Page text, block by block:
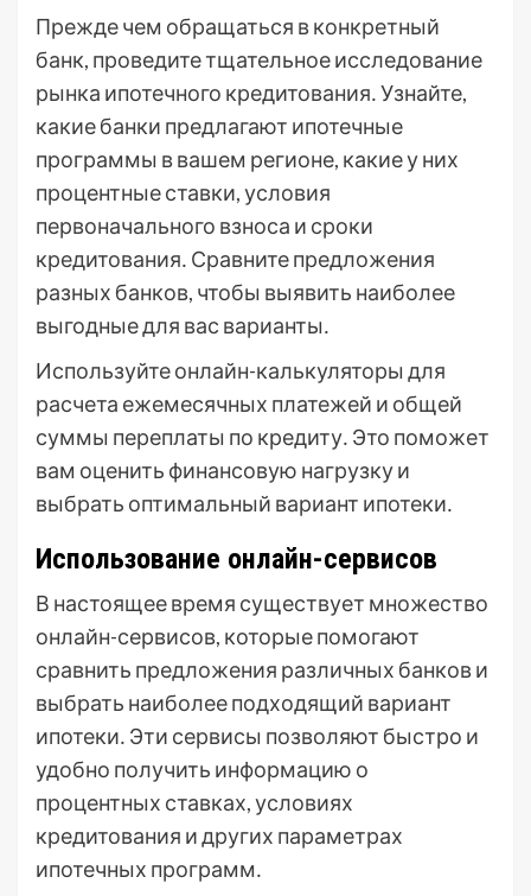
Прежде чем обращаться в конкретный
банк, проведите тщательное исследование
рынка ипотечного кредитования․ Узнайте,
какие банки предлагают ипотечные
программы в вашем регионе, какие у них
процентные ставки, условия
первоначального взноса и сроки
кредитования․ Сравните предложения
разных банков, чтобы выявить наиболее
выгодные для вас варианты․
Используйте онлайн-калькуляторы для
расчета ежемесячных платежей и общей
суммы переплаты по кредиту․ Это поможет
вам оценить финансовую нагрузку и
выбрать оптимальный вариант ипотеки․
Использование онлайн-сервисов
В настоящее время существует множество
онлайн-сервисов, которые помогают
сравнить предложения различных банков и
выбрать наиболее подходящий вариант
ипотеки․ Эти сервисы позволяют быстро и
удобно получить информацию о
процентных ставках, условиях
кредитования и других параметрах
ипотечных программ․